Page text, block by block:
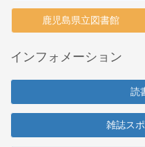
鹿児島県立図書館
インフォメーション
読
雑誌ス